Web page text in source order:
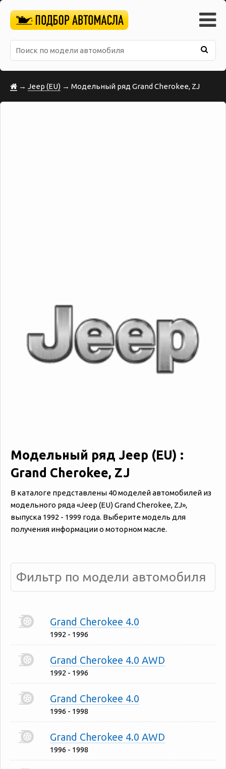
→ Jeep (EU) → Модельный ряд Grand Cherokee, ZJ
Модельный ряд Jeep (EU) :
Grand Cherokee, ZJ
В каталоге представлены 40 моделей автомобилей из
модельного ряда «‎Jeep (EU) Grand Cherokee, ZJ»,
выпуска 1992 - 1999 года. Выберите модель для
получения информации о моторном масле.
Grand Cherokee 4.0
1992 - 1996
Grand Cherokee 4.0 AWD
1992 - 1996
Grand Cherokee 4.0
1996 - 1998
Grand Cherokee 4.0 AWD
1996 - 1998